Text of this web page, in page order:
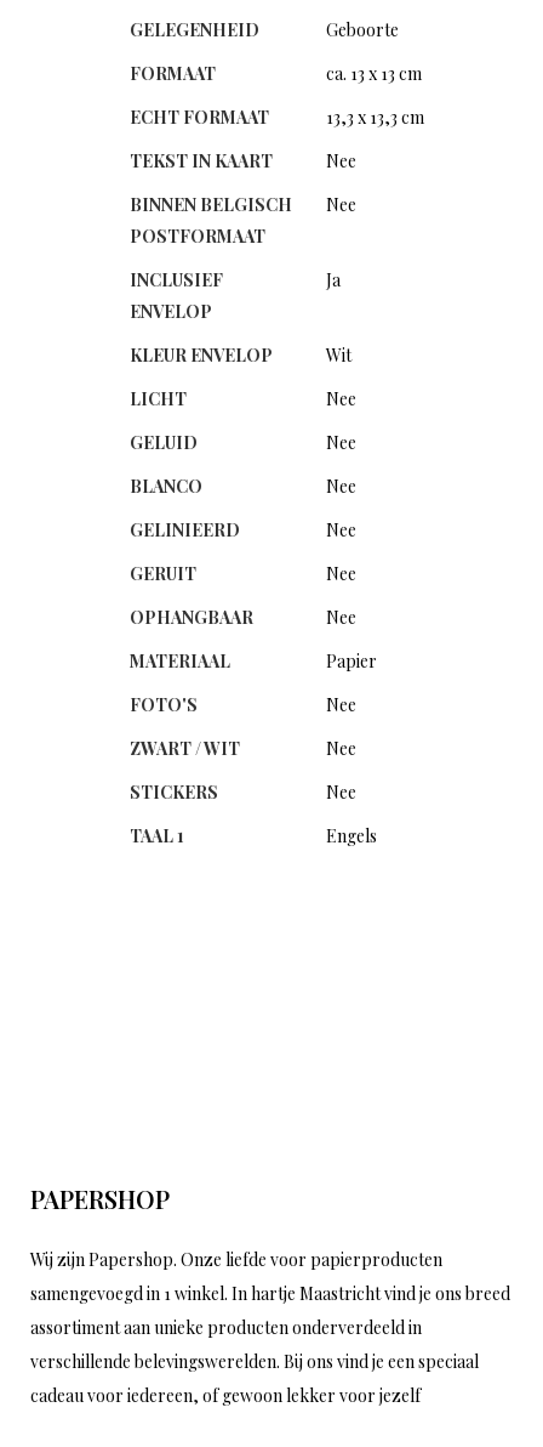
GELEGENHEID
Geboorte
FORMAAT
ca. 13 x 13 cm
ECHT FORMAAT
13,3 x 13,3 cm
TEKST IN KAART
Nee
BINNEN BELGISCH
POSTFORMAAT
Nee
INCLUSIEF
ENVELOP
Ja
KLEUR ENVELOP
Wit
LICHT
Nee
GELUID
Nee
BLANCO
Nee
GELINIEERD
Nee
GERUIT
Nee
OPHANGBAAR
Nee
MATERIAAL
Papier
FOTO'S
Nee
ZWART / WIT
Nee
STICKERS
Nee
TAAL 1
Engels
PAPERSHOP
Wij zijn Papershop. Onze liefde voor papierproducten
samengevoegd in 1 winkel. In hartje Maastricht vind je ons breed
assortiment aan unieke producten onderverdeeld in
verschillende belevingswerelden. Bij ons vind je een speciaal
cadeau voor iedereen, of gewoon lekker voor jezelf